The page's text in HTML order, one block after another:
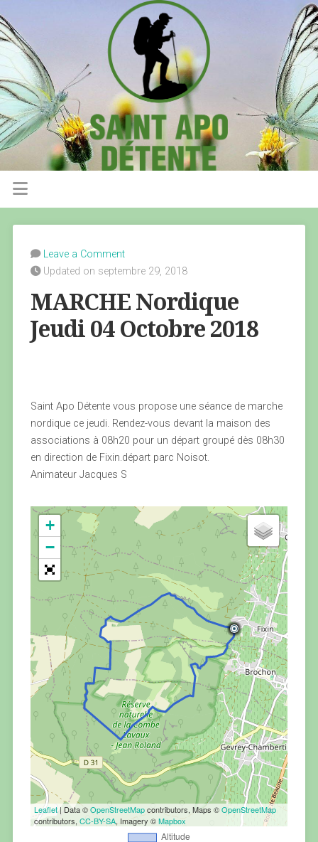
Leave a Comment
Updated on septembre 29, 2018
MARCHE Nordique
Jeudi 04 Octobre 2018
Saint Apo Détente vous propose une séance de marche
nordique ce jeudi. Rendez-vous devant la maison des
associations à 08h20 pour un départ groupé dès 08h30
en direction de Fixin.départ parc Noisot.
Animateur Jacques S
+
−
Leaflet| Data ©OpenStreetMapcontributors, Maps ©OpenStreetMap
contributors, CC-BY-SA, Imagery ©Mapbox